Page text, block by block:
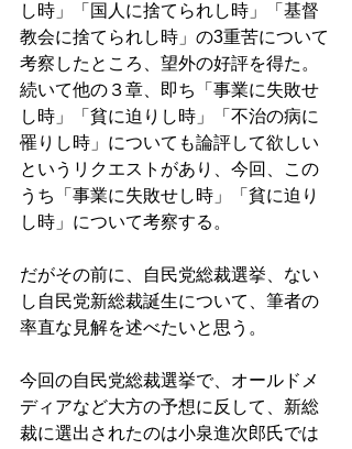
し時」「国人に捨てられし時」「基督
教会に捨てられし時」の3重苦について
考察したところ、望外の好評を得た。
続いて他の３章、即ち「事業に失敗せ
し時」「貧に迫りし時」「不治の病に
罹りし時」についても論評して欲しい
というリクエストがあり、今回、この
うち「事業に失敗せし時」「貧に迫り
し時」について考察する。
だがその前に、自民党総裁選挙、ない
し自民党新総裁誕生について、筆者の
率直な見解を述べたいと思う。
今回の自民党総裁選挙で、オールドメ
ディアなど大方の予想に反して、新総
裁に選出されたのは小泉進次郎氏では